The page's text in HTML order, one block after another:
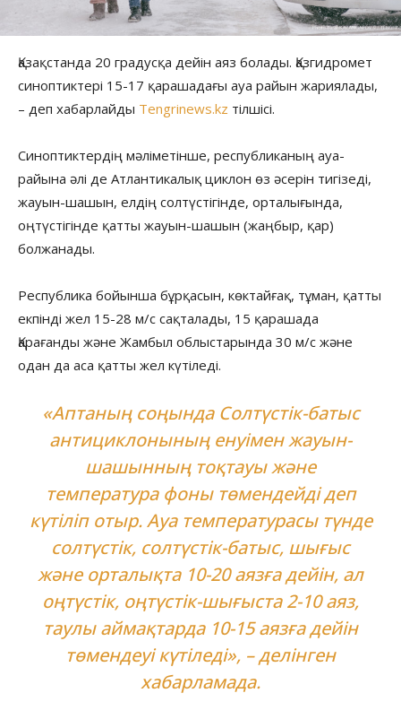
Қазақстанда 20 градусқа дейін аяз болады. Қазгидромет
синоптиктері 15-17 қарашадағы ауа райын жариялады,
– деп хабарлайды Tengrinews.kz тілшісі.
Синоптиктердің мәліметінше, республиканың ауа-
райына әлі де Атлантикалық циклон өз әсерін тигізеді,
жауын-шашын, елдің солтүстігінде, орталығында,
оңтүстігінде қатты жауын-шашын (жаңбыр, қар)
болжанады.
Республика бойынша бұрқасын, көктайғақ, тұман, қатты
екпінді жел 15-28 м/с сақталады, 15 қарашада
Қарағанды және Жамбыл облыстарында 30 м/с және
одан да аса қатты жел күтіледі.
«Аптаның соңында Солтүстік-батыс
антициклонының енуімен жауын-
шашынның тоқтауы және
температура фоны төмендейді деп
күтіліп отыр. Ауа температурасы түнде
солтүстік, солтүстік-батыс, шығыс
және орталықта 10-20 аязға дейін, ал
оңтүстік, оңтүстік-шығыста 2-10 аяз,
таулы аймақтарда 10-15 аязға дейін
төмендеуі күтіледі», – делінген
хабарламада.